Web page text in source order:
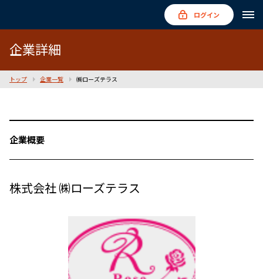
ログイン
企業詳細
トップ 企業一覧 ㈱ローズテラス
企業概要
株式会社 ㈱ローズテラス